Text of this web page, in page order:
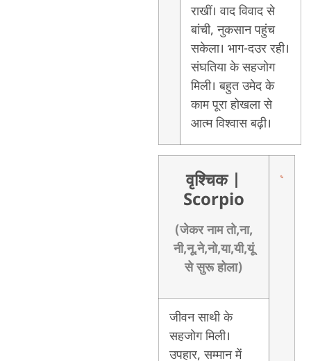
राखीं। वाद विवाद से
बांची, नुकसान पहुंच
सकेला। भाग-दउर रही।
संघतिया के सहजोग
मिली। बहुत उमेद के
काम पूरा होखला से
आत्म विश्वास बढ़ी।
वृश्चिक
Scorpio
(जेकर नाम तो,ना,
नी,नू,ने,नो,या,यी,यूं
से सुरू होला)
जीवन साथी के
सहजोग मिली।
उपहार, सम्मान में